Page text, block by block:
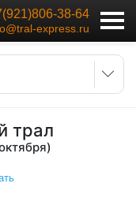
38-64
express.ru
трал